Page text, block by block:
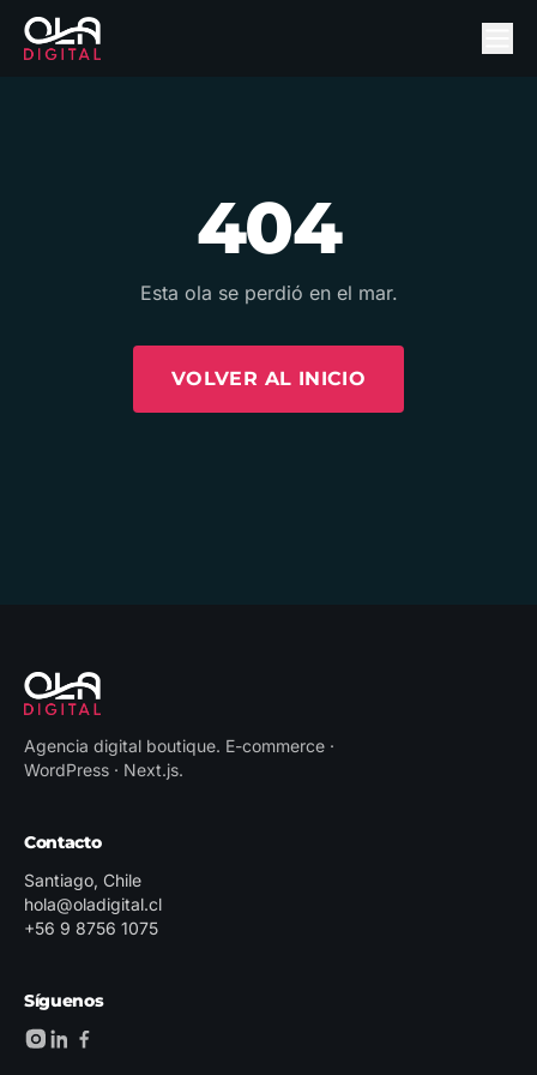
404
Esta ola se perdió en el mar.
VOLVER AL INICIO
Agencia digital boutique. E-commerce ·
WordPress · Next.js.
Contacto
Santiago, Chile
hola@oladigital.cl
+56 9 8756 1075
Síguenos